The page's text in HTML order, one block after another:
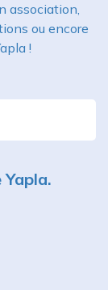
association,
ou encore
!